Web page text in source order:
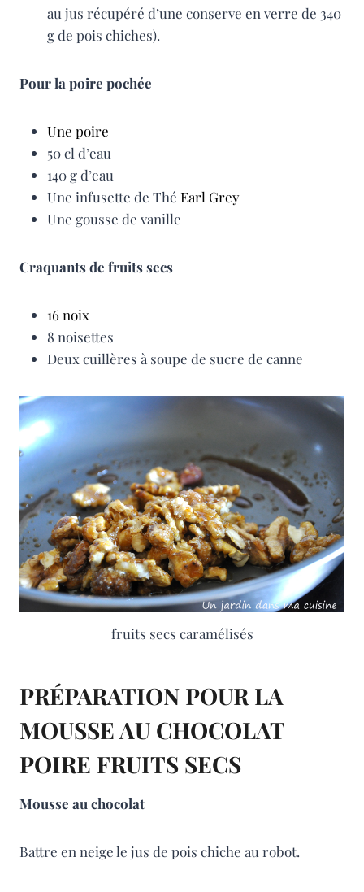
au jus récupéré d’une conserve en verre de 340
g de pois chiches).
Pour la poire pochée
Une poire
50 cl d’eau
140 g d’eau
Une infusette de Thé Earl Grey
Une gousse de vanille
Craquants de fruits secs
16 noix
8 noisettes
Deux cuillères à soupe de sucre de canne
fruits secs caramélisés
PRÉPARATION POUR LA
MOUSSE AU CHOCOLAT
POIRE FRUITS SECS
Mousse au chocolat
Battre en neige le jus de pois chiche au robot.